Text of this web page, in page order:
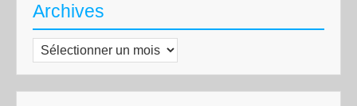
Archives
Archives